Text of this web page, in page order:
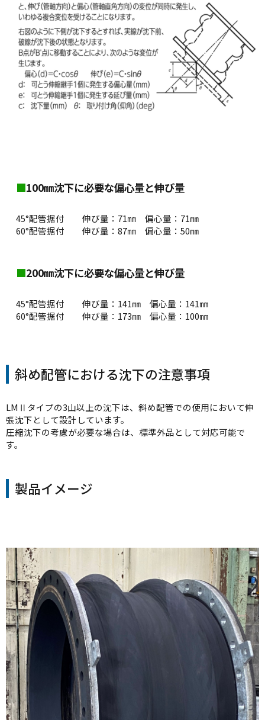
■100㎜沈下に必要な偏心量と伸び量
45°配管据付 伸び量：71㎜ 偏心量：71㎜
60°配管据付 伸び量：87㎜ 偏心量：50㎜
■200㎜沈下に必要な偏心量と伸び量
45°配管据付 伸び量：141㎜ 偏心量：141㎜
60°配管据付 伸び量：173㎜ 偏心量：100㎜
斜め配管における沈下の注意事項
LMⅡタイプの3山以上の沈下は、斜め配管での使用において伸
張沈下として設計しています。
圧縮沈下の考慮が必要な場合は、標準外品として対応可能で
す。
製品イメージ